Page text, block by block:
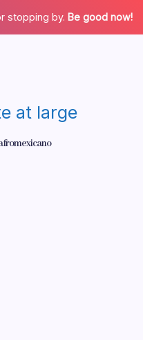
stopping by. Be good now!
at large